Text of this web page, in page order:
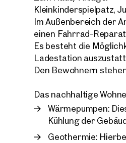
Kleinkinderspielpatz,
Im Außenbereich der
einen Fahrrad-
Es besteht die
Ladestation
Den Bewohnern
Das nachhaltige
Wärmepumpen:
Kühlung der
Geothermie: